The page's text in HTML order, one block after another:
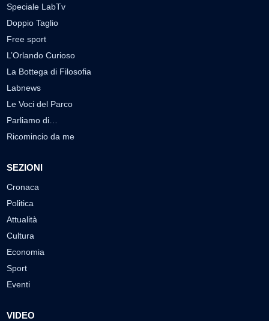
Speciale LabTv
Doppio Taglio
Free sport
L’Orlando Curioso
La Bottega di Filosofia
Labnews
Le Voci del Parco
Parliamo di…
Ricomincio da me
SEZIONI
Cronaca
Politica
Attualità
Cultura
Economia
Sport
Eventi
VIDEO